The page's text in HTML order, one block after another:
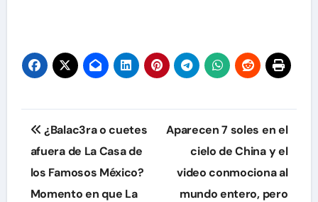
Navegación
de
entradas
¿Balac3ra o cuetes
afuera de La Casa de
los Famosos México?
Momento en que La
Aparecen 7 soles en el
cielo de China y el
video conmociona al
mundo entero, pero